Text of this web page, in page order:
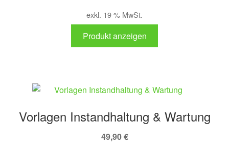
exkl. 19 % MwSt.
Produkt anzeigen
Vorlagen Instandhaltung & Wartung
49,90€